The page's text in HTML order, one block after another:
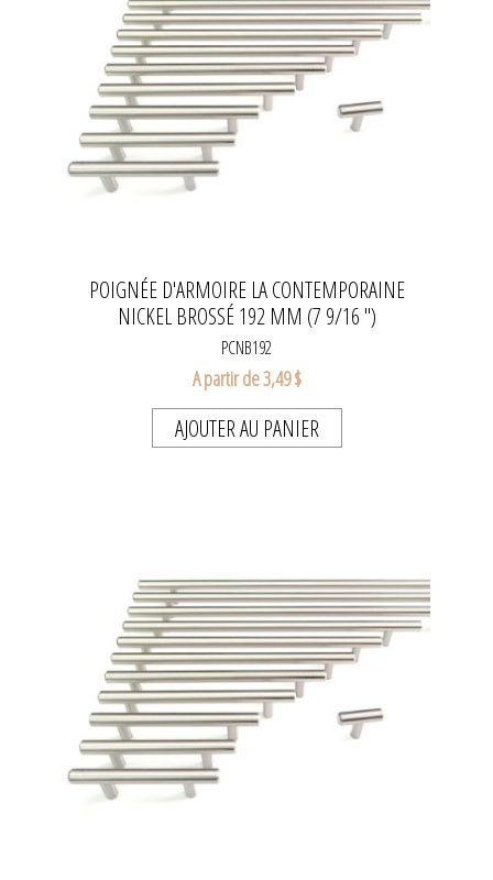
POIGNÉE D'ARMOIRE LA CONTEMPORAINE
NICKEL BROSSÉ 192 MM (7 9/16 ")
PCNB192
A partir de 3,49 $
AJOUTER AU PANIER